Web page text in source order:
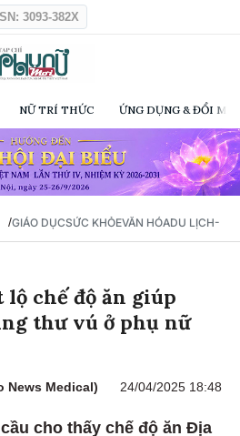
3093-382X
NỮ TRÍ THỨC ỨNG DỤNG & ĐỔI
/GIÁO DỤCSỨC KHỎEVĂN HÓADU LỊCH-
chế độ ăn giúp
thư vú ở phụ nữ
News Medical) 24/04/2025 18:48
cho thấy chế độ ăn Địa